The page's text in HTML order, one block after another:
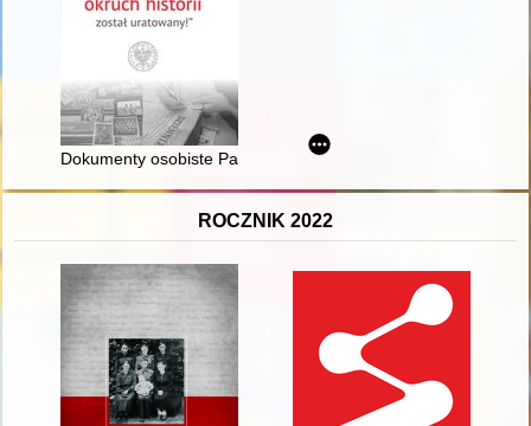
Dokumenty osobiste Pawła Romockiego
ROCZNIK 2022